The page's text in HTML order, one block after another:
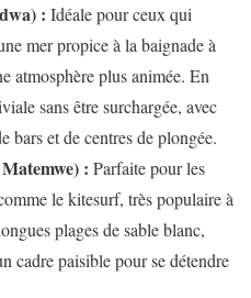
: Idéale pour ceux qui
mer propice à la baignade à
atmosphère plus animée. En
sans être surchargée, avec
bars et de centres de plongée.
: Parfaite pour les
le kitesurf, très populaire à
plages de sable blanc,
cadre paisible pour se détendre